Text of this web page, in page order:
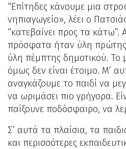
“Επίτηδες κάνουμε μια
νηπιαγωγείο», λέει ο
“κατεβαίνει προς τα κάτω”.
πρόσφατα ήταν ύλη πρώτης
ύλη πέμπτης δημοτικού. Το
όμως δεν είναι έτοιμο. Μ’
αναγκάζουμε το παιδί να
να ωριμάσει πιο γρήγορα.
παίξουνε ποδόσφαιρο, να
Σ’ αυτά τα πλαίσια, τα
και περισσότερες